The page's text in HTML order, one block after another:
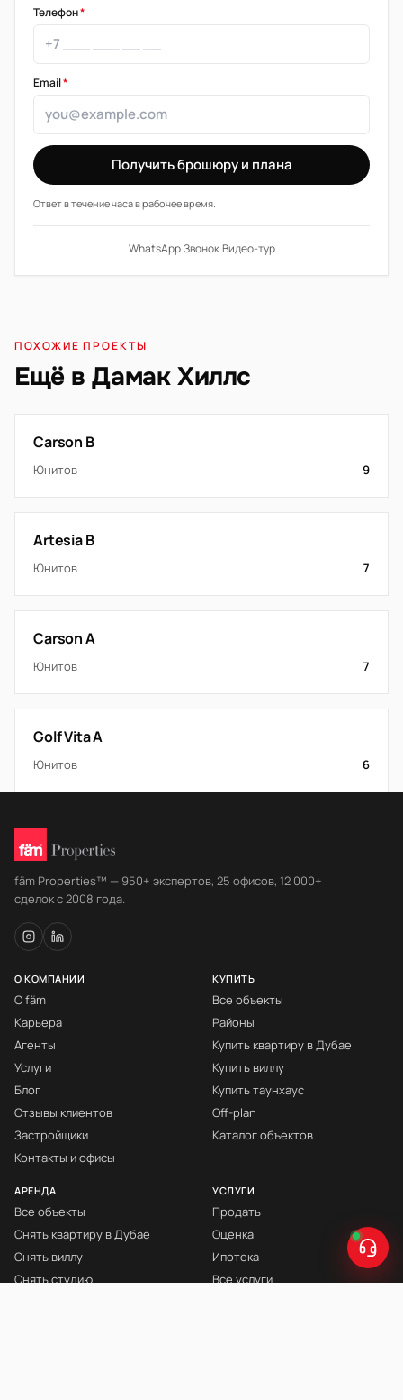
Телефон*
Email*
Получить брошюру и плана
Ответ в течение часа в рабочее время.
WhatsApp·Звонок·Видео-тур
ПОХОЖИЕ ПРОЕКТЫ
Ещё в Дамак Хиллс
Carson B
Юнитов 9
Artesia B
Юнитов 7
Carson A
Юнитов 7
Golf Vita A
Юнитов 6
fäm Properties™ — 950+ экспертов, 25 офисов, 12 000+
сделок с 2008 года.
О КОМПАНИИ
О fäm
Карьера
Агенты
Услуги
Блог
Отзывы клиентов
Застройщики
Контакты и офисы
КУПИТЬ
Все объекты
Районы
Купить квартиру в Дубае
Купить виллу
Купить таунхаус
Off-plan
Каталог объектов
АРЕНДА
Все объекты
Снять квартиру в Дубае
Снять виллу
Снять студию
УСЛУГИ
Продать
Оценка
Ипотека
Все услуги